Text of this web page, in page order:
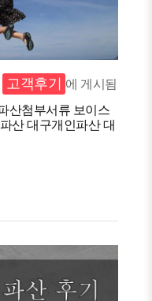
고객후기 에 게시됨
산첨부서류 보이스
산대구개인파산 대